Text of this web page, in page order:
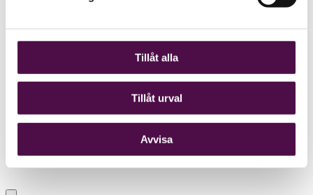
Tillåt alla
Tillåt urval
Avvisa